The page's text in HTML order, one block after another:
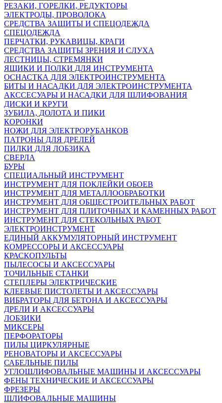
РЕЗАКИ, ГОРЕЛКИ, РЕДУКТОРЫ
ЭЛЕКТРОДЫ, ПРОВОЛОКА
СРЕДСТВА ЗАЩИТЫ И СПЕЦОДЕЖДА
СПЕЦОДЕЖДА
ПЕРЧАТКИ, РУКАВИЦЫ, КРАГИ
СРЕДСТВА ЗАЩИТЫ ЗРЕНИЯ И СЛУХА
ЛЕСТНИЦЫ, СТРЕМЯНКИ
ЯЩИКИ И ПОЛКИ ДЛЯ ИНСТРУМЕНТА
ОСНАСТКА ДЛЯ ЭЛЕКТРОИНСТРУМЕНТА
БИТЫ И НАСАДКИ ДЛЯ ЭЛЕКТРОИНСТРУМЕНТА
АКССЕСУАРЫ И НАСАДКИ ДЛЯ ШЛИФОВАНИЯ
ДИСКИ И КРУГИ
ЗУБИЛА, ДОЛОТА И ПИКИ
КОРОНКИ
НОЖИ ДЛЯ ЭЛЕКТРОРУБАНКОВ
ПАТРОНЫ ДЛЯ ДРЕЛЕЙ
ПИЛКИ ДЛЯ ЛОБЗИКА
СВЕРЛА
БУРЫ
СПЕЦИАЛЬНЫЙ ИНСТРУМЕНТ
ИНСТРУМЕНТ ДЛЯ ПОКЛЕЙКИ ОБОЕВ
ИНСТРУМЕНТ ДЛЯ МЕТАЛЛООБРАБОТКИ
ИНСТРУМЕНТ ДЛЯ ОБЩЕСТРОИТЕЛЬНЫХ РАБОТ
ИНСТРУМЕНТ ДЛЯ ПЛИТОЧНЫХ И КАМЕННЫХ РАБОТ
ИНСТРУМЕНТ ДЛЯ СТЕКОЛЬНЫХ РАБОТ
ЭЛЕКТРОИНСТРУМЕНТ
ЕДИНЫЙ АККУМУЛЯТОРНЫЙ ИНСТРУМЕНТ
КОМРЕССОРЫ И АКСЕССУАРЫ
КРАСКОПУЛЬТЫ
ПЫЛЕСОСЫ И АКСЕССУАРЫ
ТОЧИЛЬНЫЕ СТАНКИ
СТЕПЛЕРЫ ЭЛЕКТРИЧЕСКИЕ
КЛЕЕВЫЕ ПИСТОЛЕТЫ И АКСЕССУАРЫ
ВИБРАТОРЫ ДЛЯ БЕТОНА И АКСЕССУАРЫ
ДРЕЛИ И АКСЕССУАРЫ
ЛОБЗИКИ
МИКСЕРЫ
ПЕРФОРАТОРЫ
ПИЛЫ ЦИРКУЛЯРНЫЕ
РЕНОВАТОРЫ И АКСЕССУАРЫ
САБЕЛЬНЫЕ ПИЛЫ
УГЛОШЛИФОВАЛЬНЫЕ МАШИНЫ И АКСЕССУАРЫ
ФЕНЫ ТЕХНИЧЕСКИЕ И АКСЕССУАРЫ
ФРЕЗЕРЫ
ШЛИФОВАЛЬНЫЕ МАШИНЫ